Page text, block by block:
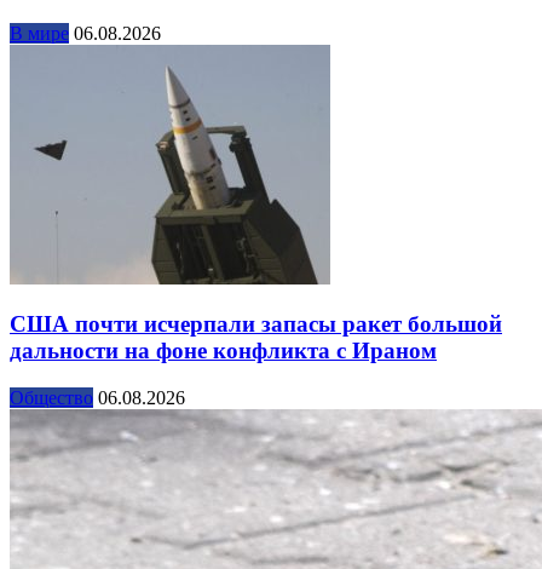
В мире 06.08.2026
США почти исчерпали запасы ракет большой
дальности на фоне конфликта с Ираном
Общество 06.08.2026